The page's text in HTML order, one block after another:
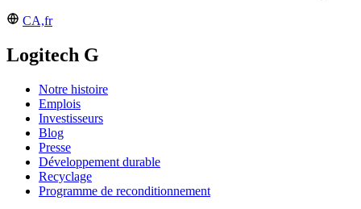
CA,fr
Logitech G
Notre histoire
Emplois
Investisseurs
Blog
Presse
Développement durable
Recyclage
Programme de reconditionnement